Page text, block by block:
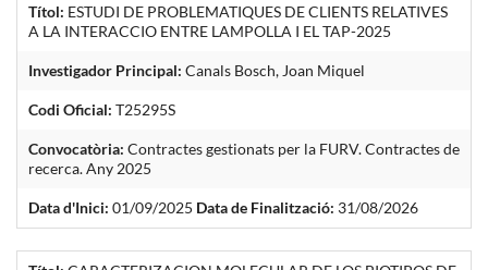
Títol: ESTUDI DE PROBLEMATIQUES DE CLIENTS RELATIVES
A LA INTERACCIO ENTRE LAMPOLLA I EL TAP-2025
Investigador Principal: Canals Bosch, Joan Miquel
Codi Oficial: T25295S
Convocatòria: Contractes gestionats per la FURV. Contractes de
recerca. Any 2025
Data d'Inici: 01/09/2025 Data de Finalització: 31/08/2026